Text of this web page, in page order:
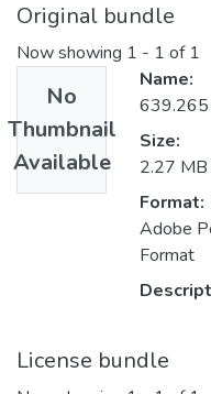
Original bundle
Now showing 1 - 1 of 1
No
Thumbnail
Available
Name:
639.265
Size:
2.27 MB
Format:
Adobe
Format
License bundle